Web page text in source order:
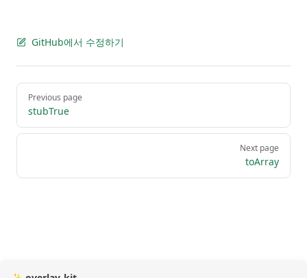
GitHub에서 수정하기
Pager
Previous page
stubTrue
Next page
toArray